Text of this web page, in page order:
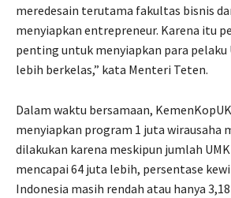
meredesain terutama fakultas bisnis
menyiapkan entrepreneur. Karena itu
penting untuk menyiapkan para pelaku
lebih berkelas,” kata Menteri Teten.
Dalam waktu bersamaan,
menyiapkan program 1 juta wirausaha
dilakukan karena meskipun jumlah
mencapai 64 juta lebih, persentase
Indonesia masih rendah atau hanya